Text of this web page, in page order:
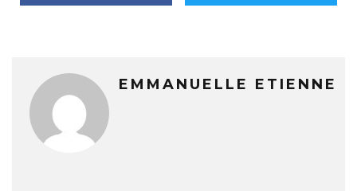
EMMANUELLE ETIENNE